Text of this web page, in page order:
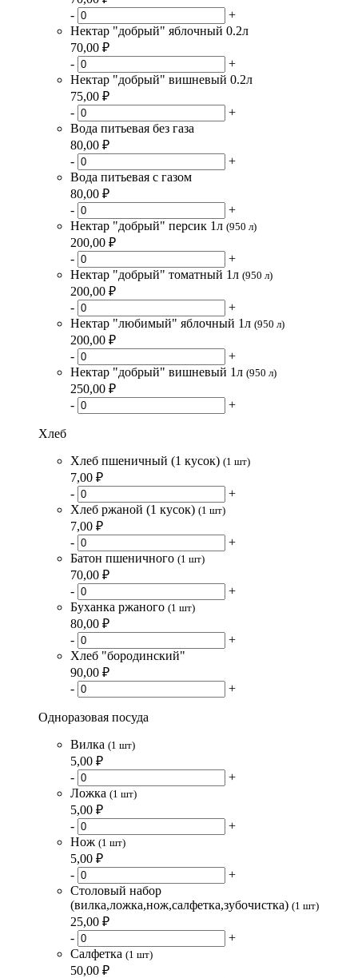
-
+
Нектар "добрый" яблочный 0.2л
70,00 ₽
-
+
Нектар "добрый" вишневый 0.2л
75,00 ₽
-
+
Вода питьевая без газа
80,00 ₽
-
+
Вода питьевая с газом
80,00 ₽
-
+
Нектар "добрый" персик 1л (950 л)
200,00 ₽
-
+
Нектар "добрый" томатный 1л (950 л)
200,00 ₽
-
+
Нектар "любимый" яблочный 1л (950 л)
200,00 ₽
-
+
Нектар "добрый" вишневый 1л (950 л)
250,00 ₽
-
+
Хлеб
Хлеб пшеничный (1 кусок) (1 шт)
7,00 ₽
-
+
Хлеб ржаной (1 кусок) (1 шт)
7,00 ₽
-
+
Батон пшеничного (1 шт)
70,00 ₽
-
+
Буханка ржаного (1 шт)
80,00 ₽
-
+
Хлеб "бородинский"
90,00 ₽
-
+
Одноразовая посуда
Вилка (1 шт)
5,00 ₽
-
+
Ложка (1 шт)
5,00 ₽
-
+
Нож (1 шт)
5,00 ₽
-
+
Столовый набор
(вилка,ложка,нож,салфетка,зубочистка) (1 шт)
25,00 ₽
-
+
Салфетка (1 шт)
50,00 ₽